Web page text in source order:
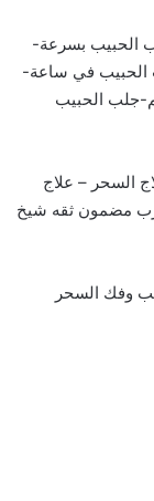
الحبيب بسرعة-
الحبيب في ساعة-
جلب الحبيب
السحر – علاج
مضمون ثقه شيخ
وفك السحر